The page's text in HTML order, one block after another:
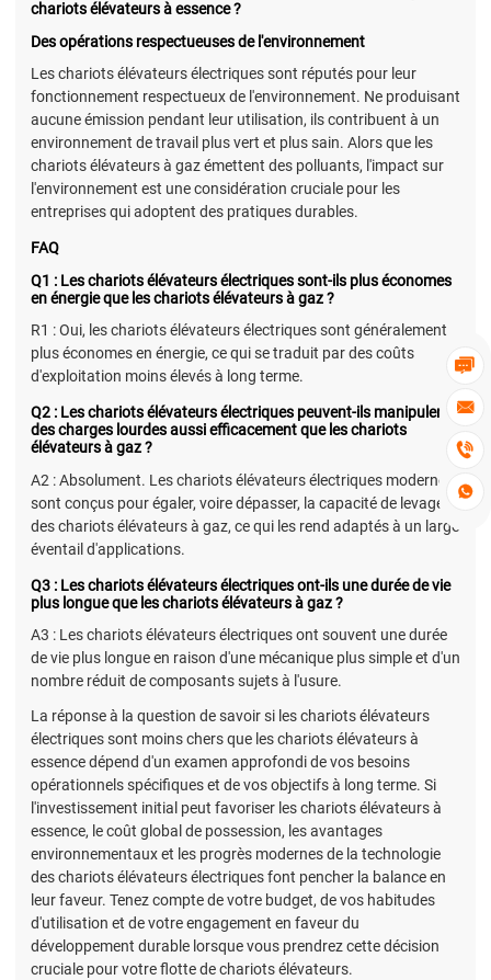




chariots élévateurs à essence ?
Des opérations respectueuses de l'environnement
Les chariots élévateurs électriques sont réputés pour leur
fonctionnement respectueux de l'environnement. Ne produisant
aucune émission pendant leur utilisation, ils contribuent à un
environnement de travail plus vert et plus sain. Alors que les
chariots élévateurs à gaz émettent des polluants, l'impact sur
l'environnement est une considération cruciale pour les
entreprises qui adoptent des pratiques durables.
FAQ
Q1 : Les chariots élévateurs électriques sont-ils plus économes
en énergie que les chariots élévateurs à gaz ?
R1 : Oui, les chariots élévateurs électriques sont généralement
plus économes en énergie, ce qui se traduit par des coûts
d'exploitation moins élevés à long terme.
Q2 : Les chariots élévateurs électriques peuvent-ils manipuler
des charges lourdes aussi efficacement que les chariots
élévateurs à gaz ?
A2 : Absolument. Les chariots élévateurs électriques modernes
sont conçus pour égaler, voire dépasser, la capacité de levage
des chariots élévateurs à gaz, ce qui les rend adaptés à un large
éventail d'applications.
Q3 : Les chariots élévateurs électriques ont-ils une durée de vie
plus longue que les chariots élévateurs à gaz ?
A3 : Les chariots élévateurs électriques ont souvent une durée
de vie plus longue en raison d'une mécanique plus simple et d'un
nombre réduit de composants sujets à l'usure.
La réponse à la question de savoir si les chariots élévateurs
électriques sont moins chers que les chariots élévateurs à
essence dépend d'un examen approfondi de vos besoins
opérationnels spécifiques et de vos objectifs à long terme. Si
l'investissement initial peut favoriser les chariots élévateurs à
essence, le coût global de possession, les avantages
environnementaux et les progrès modernes de la technologie
des chariots élévateurs électriques font pencher la balance en
leur faveur. Tenez compte de votre budget, de vos habitudes
d'utilisation et de votre engagement en faveur du
développement durable lorsque vous prendrez cette décision
cruciale pour votre flotte de chariots élévateurs.